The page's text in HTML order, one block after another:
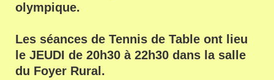
olympique.
Les séances de Tennis de Table ont lieu
le JEUDI de 20h30 à 22h30 dans la salle
du Foyer Rural.